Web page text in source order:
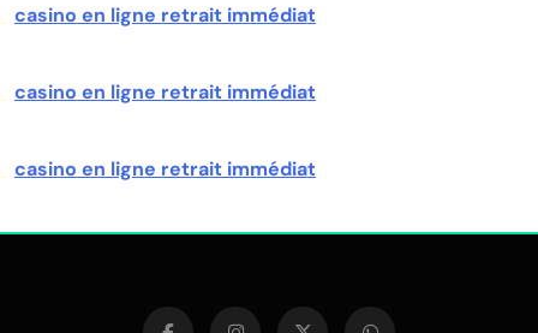
casino en ligne retrait immédiat
casino en ligne retrait immédiat
casino en ligne retrait immédiat